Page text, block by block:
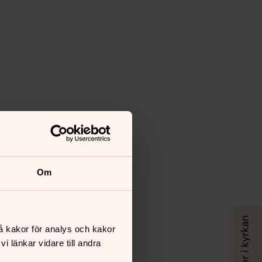
Om
kakor för analys och kakor
länkar vidare till andra